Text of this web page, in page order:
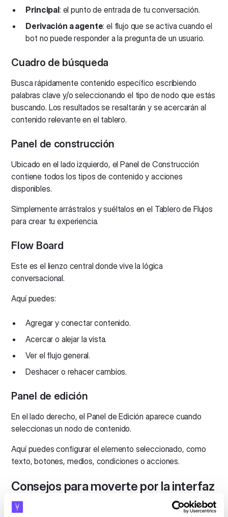
Principal: el punto de entrada de tu conversación.
Derivación a agente: el flujo que se activa cuando el
bot no puede responder a la pregunta de un usuario.
Cuadro de búsqueda
Busca rápidamente contenido específico escribiendo
palabras clave y/o seleccionando el tipo de nodo que estás
buscando. Los resultados se resaltarán y se acercarán al
contenido relevante en el tablero.
Panel de construcción
Ubicado en el lado izquierdo, el Panel de Construcción
contiene todos los tipos de contenido y acciones
disponibles.
Simplemente arrástralos y suéltalos en el Tablero de Flujos
para crear tu experiencia.
Flow Board
Este es el lienzo central donde vive la lógica
conversacional.
Aquí puedes:
Agregar y conectar contenido.
Acercar o alejar la vista.
Ver el flujo general.
Deshacer o rehacer cambios.
Panel de edición
En el lado derecho, el Panel de Edición aparece cuando
seleccionas un nodo de contenido.
Aquí puedes configurar el elemento seleccionado, como
texto, botones, medios, condiciones o acciones.
Consejos para moverte por la interfaz
utiliza el menú inferior derecho